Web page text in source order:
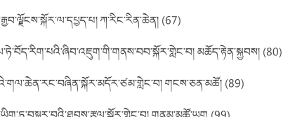
ཀ་རིང་རིན་ཆེན། (67)
མཆོད་རྟེན་སྐྱབས། (80)
གངས་ཅན་མཚོ། (89)